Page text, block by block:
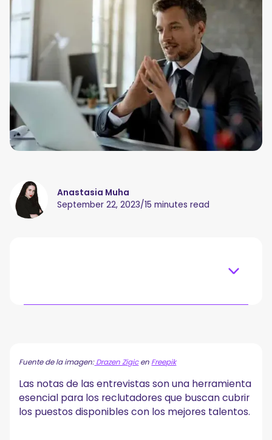
Anastasia Muha
September 22, 2023/15 minutes read
A. Ayuda a refrescar tu memoria
C. Crear un sentido de equidad y brindar protección legal
Qué incluir en las notas de la entrevista
Qué aspecto tienen las excelentes notas de entrevista
Fuente de la imagen:Drazen Zigicen Freepik
Las notas de las entrevistas son una herramienta
esencial para los reclutadores que buscan cubrir
los puestos disponibles con los mejores talentos.